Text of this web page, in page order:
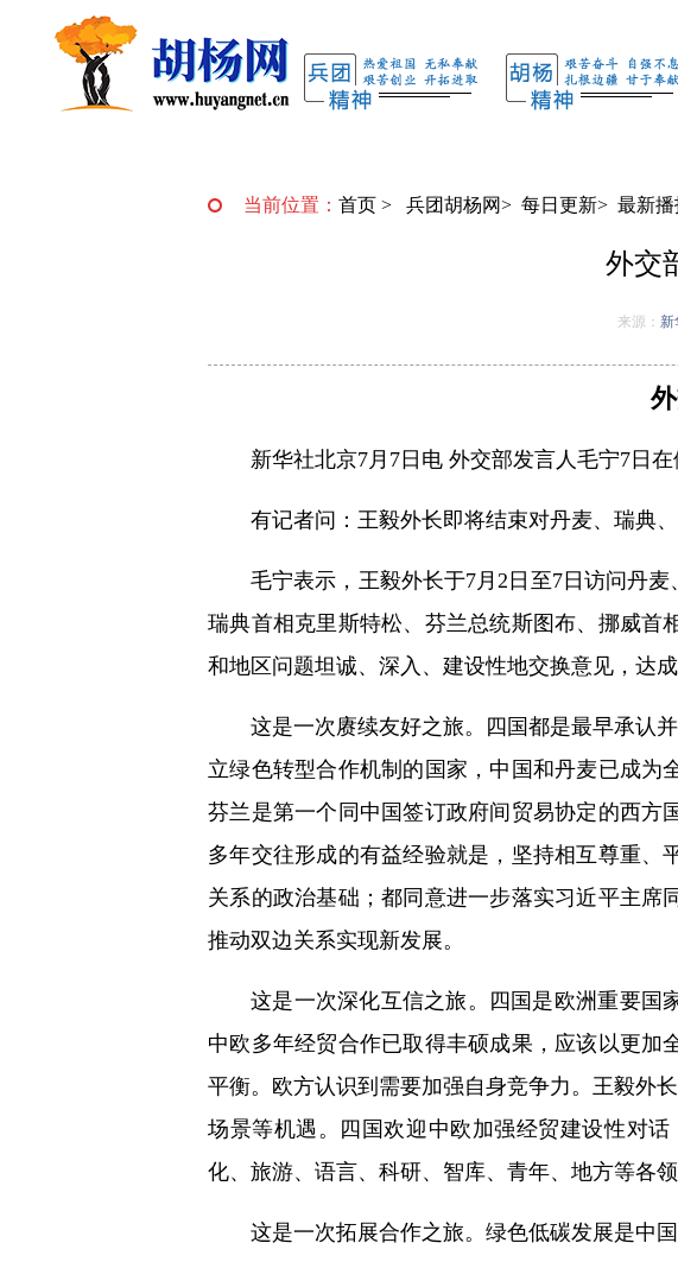
当前位置： 首页 > 兵团胡杨网> 每日更新> 最新播
外交
来源： 新
新华社北京7月7日电 外交部发言人毛宁7日
有记者问：王毅外长即将结束对丹麦、瑞典
毛宁表示，王毅外长于7月2日至7日访问丹
瑞典首相克里斯特松、芬兰总统斯图布、挪威首
和地区问题坦诚、深入、建设性地交换意见，达成
这是一次赓续友好之旅。四国都是最早承认
立绿色转型合作机制的国家，中国和丹麦已成为
芬兰是第一个同中国签订政府间贸易协定的西方
多年交往形成的有益经验就是，坚持相互尊重、
关系的政治基础；都同意进一步落实习近平主席
推动双边关系实现新发展。
这是一次深化互信之旅。四国是欧洲重要国
中欧多年经贸合作已取得丰硕成果，应该以更
平衡。欧方认识到需要加强自身竞争力。王毅外
场景等机遇。四国欢迎中欧加强经贸建设性对
化、旅游、语言、科研、智库、青年、地方等各
这是一次拓展合作之旅。绿色低碳发展是中